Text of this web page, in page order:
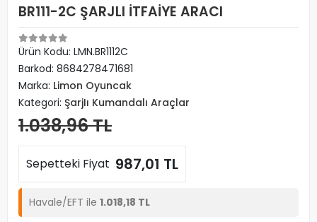
BR111-2C ŞARJLI İTFAİYE ARACI
Ürün Kodu: LMN.BR1112C
Barkod: 8684278471681
Marka: Limon Oyuncak
Kategori: ŞarjIı Kumandalı Araçlar
1.038,96 TL
Sepetteki Fiyat 987,01 TL
Havale/EFT ile 1.018,18 TL